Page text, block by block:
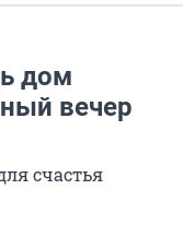
дом
вечер
счастья